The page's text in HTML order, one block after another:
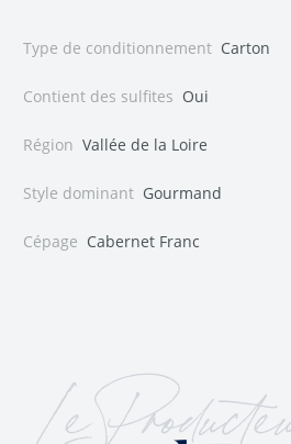
Type de conditionnement Carton
Contient des sulfites Oui
Région Vallée de la Loire
Style dominant Gourmand
Cépage Cabernet Franc
Le